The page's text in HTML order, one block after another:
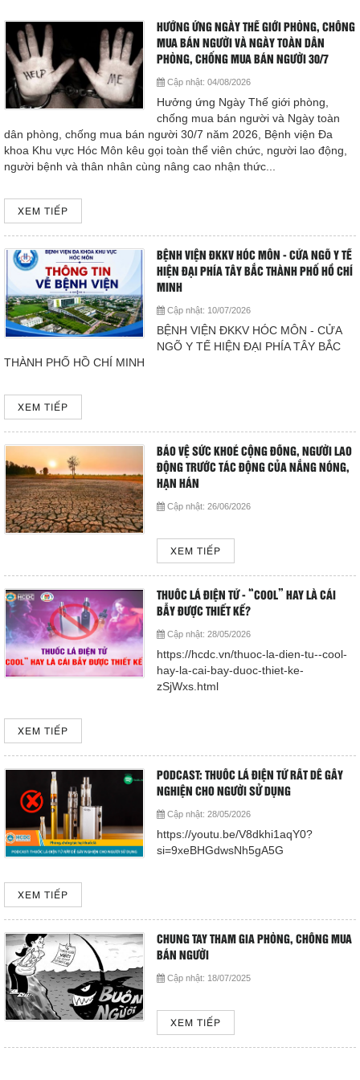
HƯỚNG TỚI “GIỜ VÀNG” TRONG ĐIỀU TRỊ ĐỘT QUỴ BỆNH
VIỆN ĐA KHOA KHU VỰC HÓC MÔN SẴN SÀNG ĐỒNG HÀNH CÙNG
NGƯỜI BỆNH
Hướng dẫn phòng tránh tai nạn thương tích cho trẻ
Thông tin về tình hình dịch bệnh COVID- 19
DENGUE
HƯỞNG ỨNG NGÀY GIA ĐÌNH VIỆT NAM VÀ THÁNG HÀNH
ĐỘNG QUỐC GIA VỀ PHÒNG, CHỐNG BẠO LỰC GIA ĐÌNH
Đóng
HƯỞNG ỨNG NGÀY THẾ GIỚI PHÒNG, CHỐNG
MUA BÁN NGƯỜI VÀ NGÀY TOÀN DÂN
PHÒNG, CHỐNG MUA BÁN NGƯỜI 30/7
Cập nhật: 04/08/2026
Hưởng ứng Ngày Thế giới phòng,
chống mua bán người và Ngày toàn
dân phòng, chống mua bán người 30/7 năm 2026, Bệnh viện Đa
khoa Khu vực Hóc Môn kêu gọi toàn thể viên chức, người lao động,
người bệnh và thân nhân cùng nâng cao nhận thức...
XEM TIẾP
BỆNH VIỆN ĐKKV HÓC MÔN - CỬA NGÕ Y TẾ
HIỆN ĐẠI PHÍA TÂY BẮC THÀNH PHỐ HỒ CHÍ
MINH
Cập nhật: 10/07/2026
BỆNH VIỆN ĐKKV HÓC MÔN - CỬA
NGÕ Y TẾ HIỆN ĐẠI PHÍA TÂY BẮC
THÀNH PHỐ HỒ CHÍ MINH
XEM TIẾP
BẢO VỆ SỨC KHOẺ CỘNG ĐỒNG, NGƯỜI LAO
ĐỘNG TRƯỚC TÁC ĐỘNG CỦA NẮNG NÓNG,
HẠN HÁN
Cập nhật: 26/06/2026
XEM TIẾP
THUỐC LÁ ĐIỆN TỬ - “COOL” HAY LÀ CÁI
BẪY ĐƯỢC THIẾT KẾ?
Cập nhật: 28/05/2026
https://hcdc.vn/thuoc-la-dien-tu--cool-
hay-la-cai-bay-duoc-thiet-ke-
zSjWxs.html
XEM TIẾP
PODCAST: THUỐC LÁ ĐIỆN TỬ RẤT DỄ GÂY
NGHIỆN CHO NGƯỜI SỬ DỤNG
Cập nhật: 28/05/2026
https://youtu.be/V8dkhi1aqY0?
si=9xeBHGdwsNh5gA5G
XEM TIẾP
CHUNG TAY THAM GIA PHÒNG, CHỐNG MUA
BÁN NGƯỜI
Cập nhật: 18/07/2025
XEM TIẾP
Thông báo từ bệnh viện
Thông tin dược phẩm
Công tác xã hội
Hoạt động đoàn thể
Hướng dẫn bệnh nhân
Sơ đồ bệnh viện
Chuyên khoa
Thư viện
Đào tạo - Nghiên cứu KH
Thư giãn
Chỉ số bệnh viện
Liên hệ
Đóng
(08) 3710 1445
Email
bvdkhocmon@gmail.com
support@bvdkhocmon.com
COPYRIGHT 2015. ALL RIGHTS RESERVED
COPYRIGHT 2015. ALL RIGHTS RESERVED